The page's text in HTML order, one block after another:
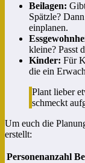
Beilagen:
Spätzle?
einplanen.
kleine? Passt
Kinder: Für
die ein
Plant lieber
schmeckt
Um euch die
erstellt:
Personenanzahl